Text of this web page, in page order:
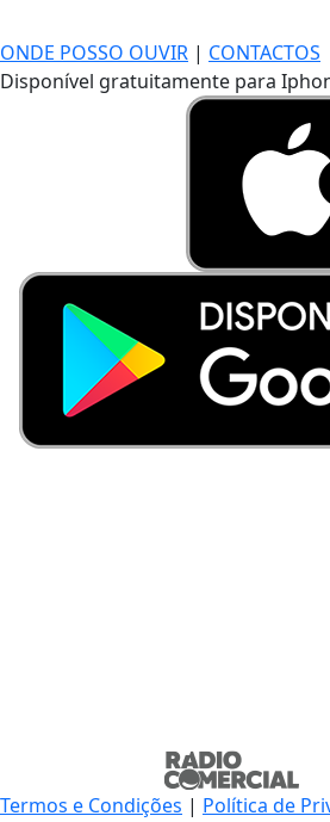
ONDE POSSO OUVIR | CONTACTOS
Disponível gratuitamente para
Termos e Condições | Política de